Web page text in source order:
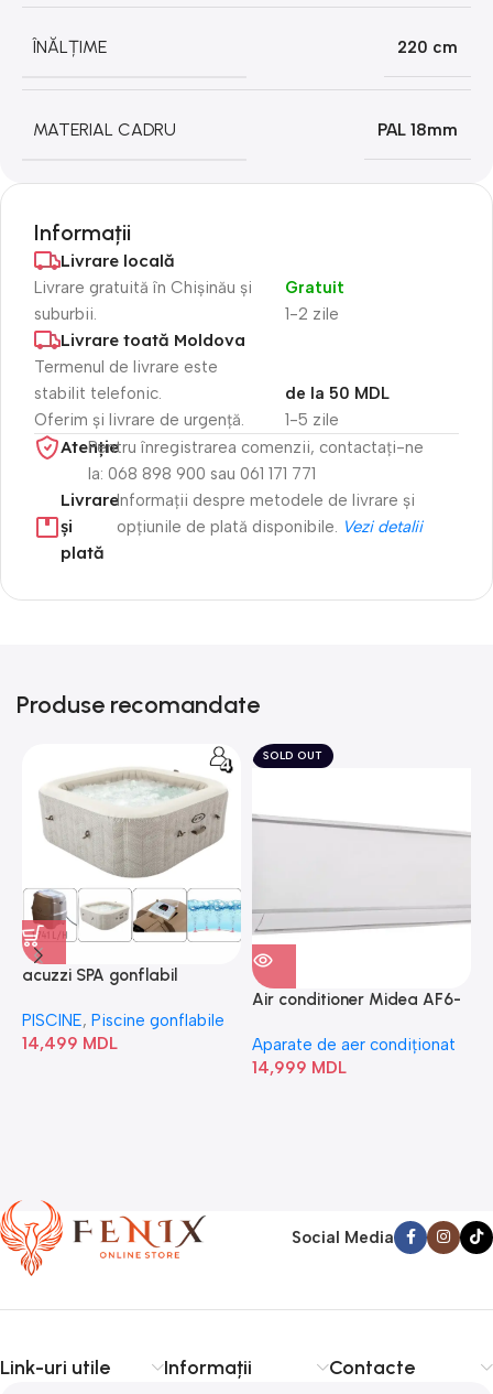
ÎNĂLȚIME 220 cm
MATERIAL CADRU PAL 18mm
Informații
Livrare locală
Livrare gratuită în Chișinău și
suburbii.
1-2 zile
Gratuit
Livrare toată Moldova
Termenul de livrare este
stabilit telefonic.
Oferim și livrare de urgență.
1-5 zile
de la 50 MDL
Atenție​Pentru înregistrarea comenzii, contactați-ne
la: 068 898 900 sau 061 171 771
Livrare
și
plată
Informații despre metodele de livrare și
opțiunile de plată disponibile. Vezi detalii
Produse recomandate
acuzzi SPA gonflabil
Bubble” 28446
PISCINE, Piscine gonflabile
14,499 MDL
SOLD OUT
Air conditioner Midea AF6-
Aparate de aer condiționat
14,999 MDL
Social Media
Link-uri utile Informații Contacte